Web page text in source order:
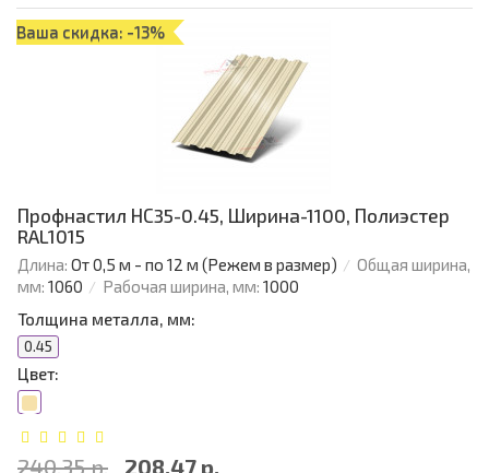
Ваша скидка: -13%
Профнастил НС35-0.45, Ширина-1100, Полиэстер
RAL1015
Длина: От 0,5 м - по 12 м (Режем в размер)
Общая ширина,
мм: 1060 Рабочая ширина, мм: 1000
Толщина металла, мм:
0.45
Цвет:
240.35 р. 208.47 р.